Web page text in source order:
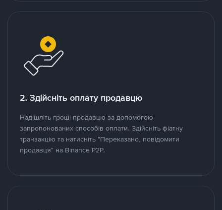
2. Здійсніть оплату продавцю
Надішліть гроші продавцю за допомогою
запропонованих способів оплати. Здійсніть фіатну
транзакцію та натисніть "Переказано, повідомити
продавця" на Binance P2P.